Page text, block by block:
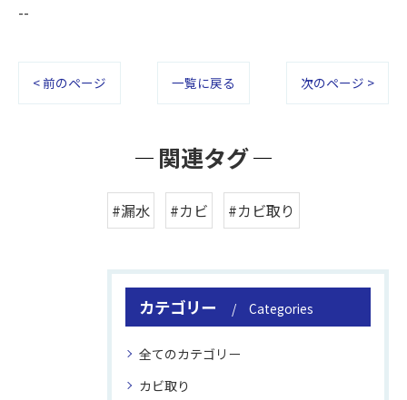
--
< 前のページ 一覧に戻る 次のページ >
関連タグ
#漏水 #カビ #カビ取り
カテゴリー Categories
全てのカテゴリー
カビ取り